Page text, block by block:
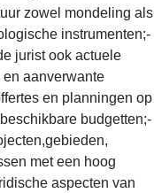
zowel mondeling als
instrumenten;-
jurist ook actuele
aanverwante
en planningen op
budgetten;-
met een hoog
aspecten van